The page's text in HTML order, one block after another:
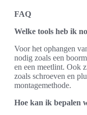
FAQ
Welke tools heb ik
Voor het ophangen
nodig zoals een
en een meetlint. Ook
zoals schroeven en
montagemethode.
Hoe kan ik bepalen